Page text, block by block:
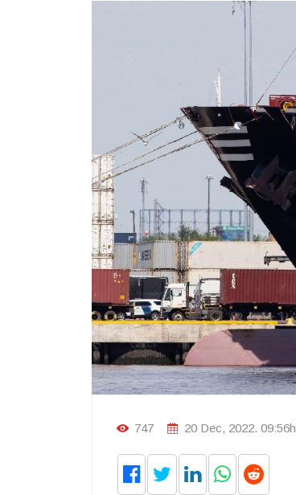
747 20 Dec, 2022. 09:56h